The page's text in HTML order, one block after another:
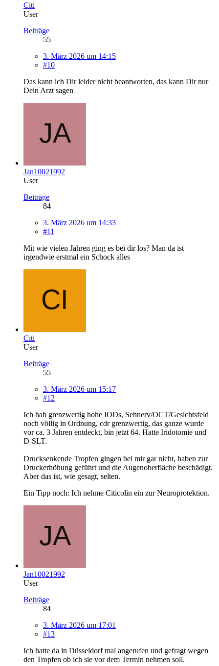
Citi
User
Beiträge
55
3. März 2026 um 14:15
#10
Das kann ich Dir leider nicht beantworten, das kann Dir nur
Dein Arzt sagen
Jan10021992
User
Beiträge
84
3. März 2026 um 14:33
#11
Mit wie vielen Jahren ging es bei dir los? Man da ist
irgendwie erstmal ein Schock alles
Citi
User
Beiträge
55
3. März 2026 um 15:17
#12
Ich hab grenzwertig hohe IODs, Sehnerv/OCT/Gesichtsfeld
noch völlig in Ordnung, cdr grenzwertig, das ganze wurde
vor ca. 3 Jahren entdeckt, bin jetzt 64. Hatte Iridotomie und
D-SLT.
Drucksenkende Tropfen gingen bei mir gar nicht, haben zur
Druckerhöhung geführt und die Augenoberfläche beschädigt.
Aber das ist, wie gesagt, selten.
Ein Tipp noch: Ich nehme Citicolin ein zur Neuroprotektion.
Jan10021992
User
Beiträge
84
3. März 2026 um 17:01
#13
Ich hatte da in Düsseldorf mal angerufen und gefragt wegen
den Tropfen ob ich sie vor dem Termin nehmen soll.